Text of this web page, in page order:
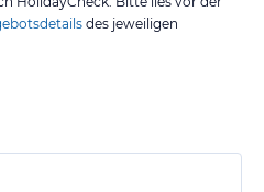
des jeweiligen